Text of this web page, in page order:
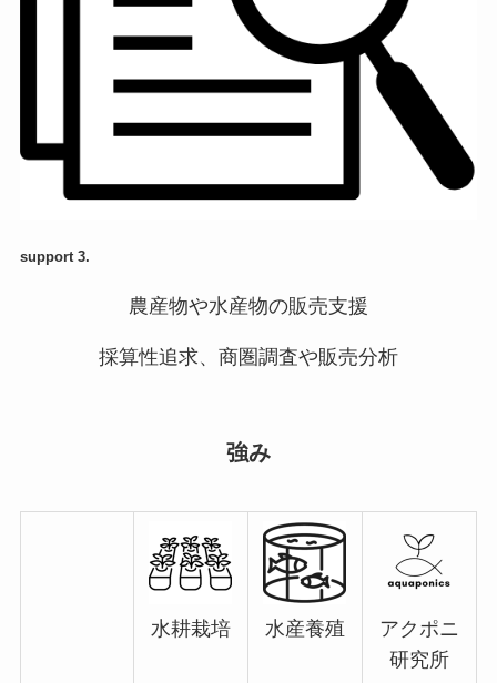
support 3.
農産物や水産物の販売支援
採算性追求、商圏調査や販売分析
強み
水耕栽培 水産養殖
アクポニ
研究所